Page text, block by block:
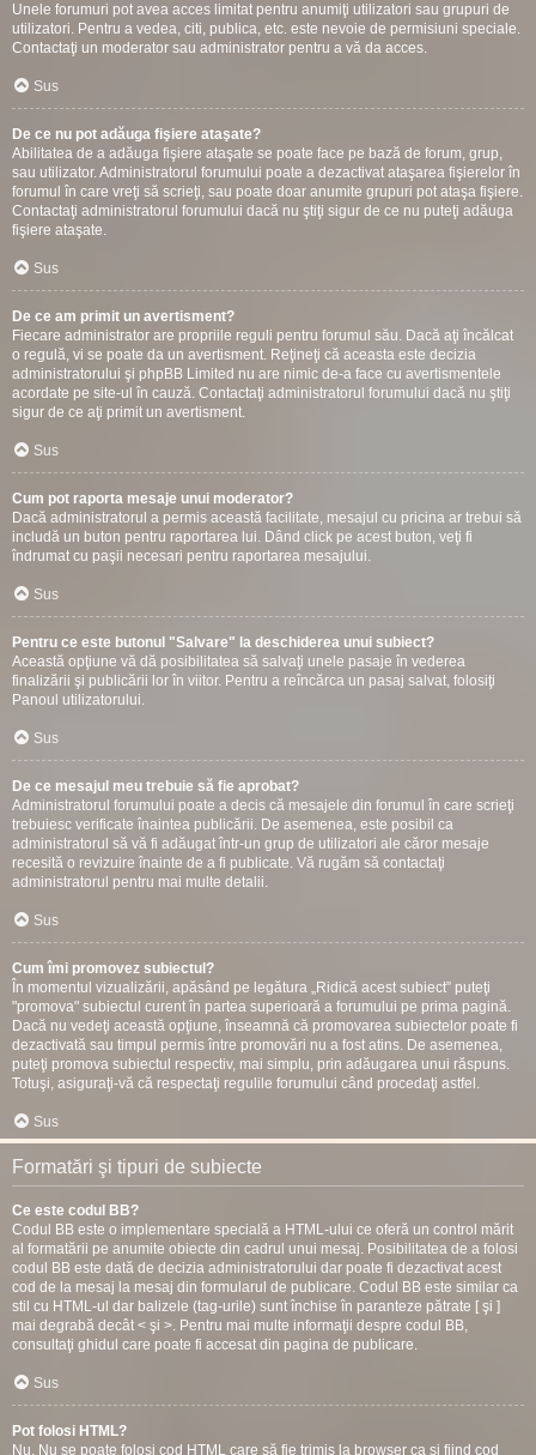
Unele forumuri pot avea acces limitat pentru anumiţi utilizatori sau grupuri de
utilizatori. Pentru a vedea, citi, publica, etc. este nevoie de permisiuni speciale.
Contactaţi un moderator sau administrator pentru a vă da acces.
Sus
De ce nu pot adăuga fişiere ataşate?
Abilitatea de a adăuga fişiere ataşate se poate face pe bază de forum, grup,
sau utilizator. Administratorul forumului poate a dezactivat ataşarea fişierelor în
forumul în care vreţi să scrieţi, sau poate doar anumite grupuri pot ataşa fişiere.
Contactaţi administratorul forumului dacă nu ştiţi sigur de ce nu puteţi adăuga
fişiere ataşate.
Sus
De ce am primit un avertisment?
Fiecare administrator are propriile reguli pentru forumul său. Dacă aţi încălcat
o regulă, vi se poate da un avertisment. Reţineţi că aceasta este decizia
administratorului şi phpBB Limited nu are nimic de-a face cu avertismentele
acordate pe site-ul în cauză. Contactaţi administratorul forumului dacă nu ştiţi
sigur de ce aţi primit un avertisment.
Sus
Cum pot raporta mesaje unui moderator?
Dacă administratorul a permis această facilitate, mesajul cu pricina ar trebui să
includă un buton pentru raportarea lui. Dând click pe acest buton, veţi fi
îndrumat cu paşii necesari pentru raportarea mesajului.
Sus
Pentru ce este butonul "Salvare" la deschiderea unui subiect?
Această opţiune vă dă posibilitatea să salvaţi unele pasaje în vederea
finalizării şi publicării lor în viitor. Pentru a reîncărca un pasaj salvat, folosiţi
Panoul utilizatorului.
Sus
De ce mesajul meu trebuie să fie aprobat?
Administratorul forumului poate a decis că mesajele din forumul în care scrieţi
trebuiesc verificate înaintea publicării. De asemenea, este posibil ca
administratorul să vă fi adăugat într-un grup de utilizatori ale căror mesaje
recesită o revizuire înainte de a fi publicate. Vă rugăm să contactaţi
administratorul pentru mai multe detalii.
Sus
Cum îmi promovez subiectul?
În momentul vizualizării, apăsând pe legătura „Ridică acest subiect” puteţi
"promova" subiectul curent în partea superioară a forumului pe prima pagină.
Dacă nu vedeţi această opţiune, înseamnă că promovarea subiectelor poate fi
dezactivată sau timpul permis între promovări nu a fost atins. De asemenea,
puteţi promova subiectul respectiv, mai simplu, prin adăugarea unui răspuns.
Totuşi, asiguraţi-vă că respectaţi regulile forumului când procedaţi astfel.
Sus
Formatări şi tipuri de subiecte
Ce este codul BB?
Codul BB este o implementare specială a HTML-ului ce oferă un control mărit
al formatării pe anumite obiecte din cadrul unui mesaj. Posibilitatea de a folosi
codul BB este dată de decizia administratorului dar poate fi dezactivat acest
cod de la mesaj la mesaj din formularul de publicare. Codul BB este similar ca
stil cu HTML-ul dar balizele (tag-urile) sunt închise în paranteze pătrate [ şi ]
mai degrabă decât < şi >. Pentru mai multe informaţii despre codul BB,
consultaţi ghidul care poate fi accesat din pagina de publicare.
Sus
Pot folosi HTML?
Nu. Nu se poate folosi cod HTML care să fie trimis la browser ca şi fiind cod